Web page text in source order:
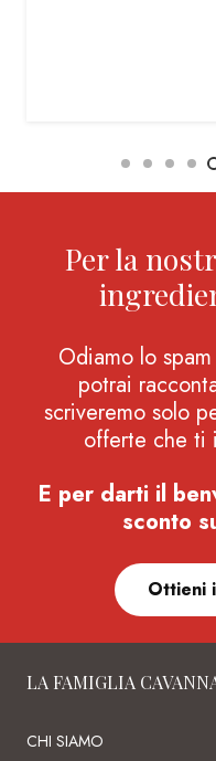
Per la
Odiamo lo
potrai
scriveremo solo
offerte che ti
E per darti il
sconto
Ottieni
LA FAMIGLIA
CHI SIAMO